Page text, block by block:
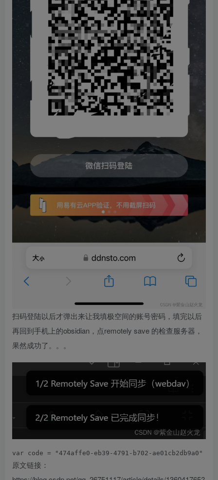
扫码登陆以后才弹出来让我填极空间的账号密码，填完以后
再回到手机上的obsidian，点remotely save 的检查服务器，
果然成功了。。。
var code = "474affe0-eb39-4791-b702-ae01cb2db9a0"
原文链接：